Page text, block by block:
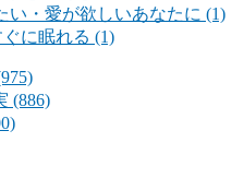
・愛が欲しいあなたに (1)
に眠れる (1)
(886)